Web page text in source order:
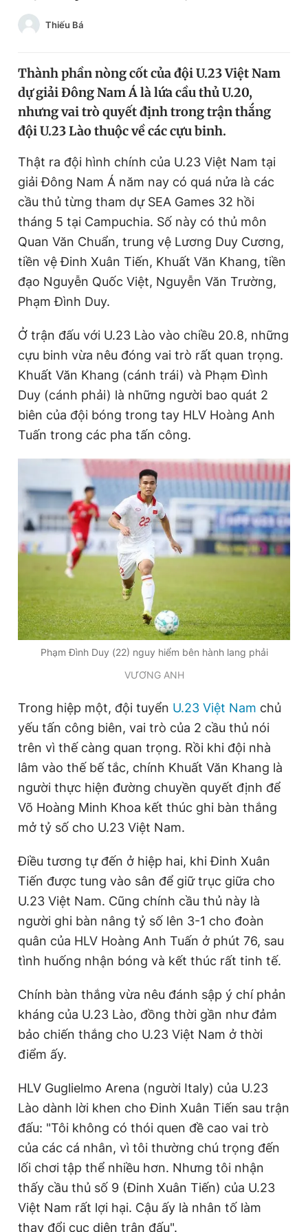
Chuyên mục khác
Tin thị trường Tin 360
Video Magazine
Sản phẩm khác
Tiện ích Bạn cần biết
Thông tin tòa soạn Liên hệ quảng cáo
Đọc Thanh Niên trên điện thoại
Theo dõi báo trên
0906 645 777
Liên hệ quảng cáo
0908 780 404
Đặt báo Quảng cáo RSS Tòa soạn Chính sách bảo
Tổng biên tập: Nguyễn Ngọc Toàn
Phó tổng biên tập thường trực: Hải Thành
Phó tổng biên tập: Lâm Hiếu Dũng
Phó tổng biên tập: Trần Việt Hưng
Tổng thư ký tòa soạn: Đức Trung
Giấy phép xuất bản số 110/GP - BTTTT cấp ngày 24.3.2020
© 2003-2026 Bản quyền thuộc về Báo Thanh Niên. Cấm sao
chép dưới mọi hình thức nếu không có sự chấp thuận bằng văn
Tin đã xem
Đăng xuất
Thiếu Bá
Thành phần nòng cốt của đội U.23 Việt Nam
dự giải Đông Nam Á là lứa cầu thủ U.20,
nhưng vai trò quyết định trong trận thắng
đội U.23 Lào thuộc về các cựu binh.
Thật ra đội hình chính của U.23 Việt Nam tại
giải Đông Nam Á năm nay có quá nửa là các
cầu thủ từng tham dự SEA Games 32 hồi
tháng 5 tại Campuchia. Số này có thủ môn
Quan Văn Chuẩn, trung vệ Lương Duy Cương,
tiền vệ Đinh Xuân Tiến, Khuất Văn Khang, tiền
đạo Nguyễn Quốc Việt, Nguyễn Văn Trường,
Phạm Đình Duy.
Ở trận đấu với U.23 Lào vào chiều 20.8, những
cựu binh vừa nêu đóng vai trò rất quan trọng.
Khuất Văn Khang (cánh trái) và Phạm Đình
Duy (cánh phải) là những người bao quát 2
biên của đội bóng trong tay HLV Hoàng Anh
Tuấn trong các pha tấn công.
Phạm Đình Duy (22) nguy hiểm bên hành lang phải
VƯƠNG ANH
Trong hiệp một, đội tuyển U.23 Việt Nam chủ
yếu tấn công biên, vai trò của 2 cầu thủ nói
trên vì thế càng quan trọng. Rồi khi đội nhà
lâm vào thế bế tắc, chính Khuất Văn Khang là
người thực hiện đường chuyền quyết định để
Võ Hoàng Minh Khoa kết thúc ghi bàn thắng
mở tỷ số cho U.23 Việt Nam.
Điều tương tự đến ở hiệp hai, khi Đinh Xuân
Tiến được tung vào sân để giữ trục giữa cho
U.23 Việt Nam. Cũng chính cầu thủ này là
người ghi bàn nâng tỷ số lên 3-1 cho đoàn
quân của HLV Hoàng Anh Tuấn ở phút 76, sau
tình huống nhận bóng và kết thúc rất tinh tế.
Chính bàn thắng vừa nêu đánh sập ý chí phản
kháng của U.23 Lào, đồng thời gần như đảm
bảo chiến thắng cho U.23 Việt Nam ở thời
điểm ấy.
HLV Guglielmo Arena (người Italy) của U.23
Lào dành lời khen cho Đinh Xuân Tiến sau trận
đấu: "Tôi không có thói quen đề cao vai trò
của các cá nhân, vì tôi thường chú trọng đến
lối chơi tập thể nhiều hơn. Nhưng tôi nhận
thấy cầu thủ số 9 (Đinh Xuân Tiến) của U.23
Việt Nam rất lợi hại. Cậu ấy là nhân tố làm
thay đổi cục diện trận đấu".